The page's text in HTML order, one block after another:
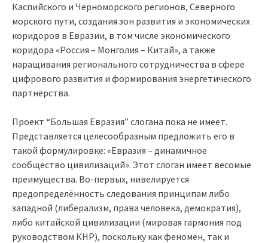
Каспийского и Черноморского регионов, Северного
морского пути, создания зон развития и экономических
коридоров в Евразии, в том числе экономического
коридора «Россия – Монголия – Китай», а также
наращивания регионального сотрудничества в сфере
цифрового развития и формирования энергетического
партнёрства.
Проект “Большая Евразия” слогана пока не имеет.
Представляется целесообразным предложить его в
такой формулировке: «Евразия – динамичное
сообщество цивилизаций». Этот слоган имеет весомые
преимущества. Во-первых, нивелируется
предопределённость следования принципам либо
западной (либерализм, права человека, демократия),
либо китайской цивилизации (мировая гармония под
руководством КНР), поскольку как феномен, так и